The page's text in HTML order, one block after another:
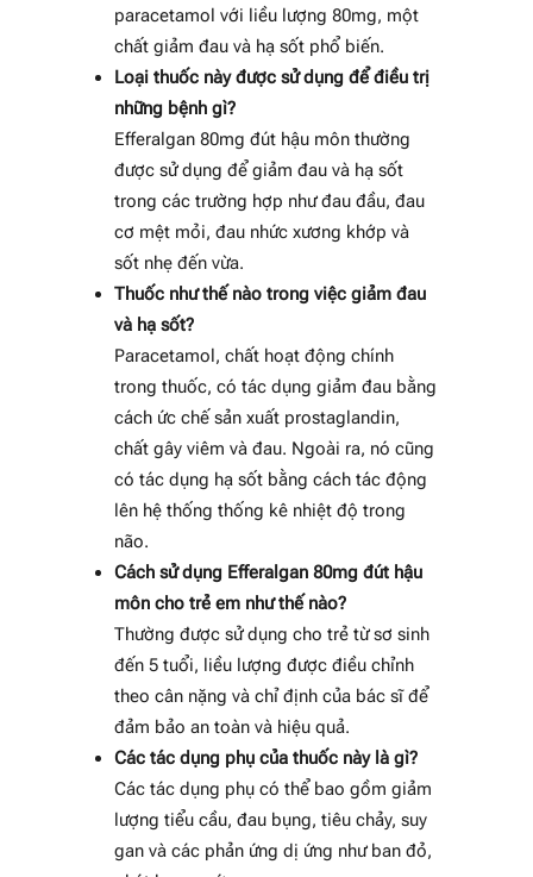
paracetamol với liều lượng 80mg, một
chất giảm đau và hạ sốt phổ biến.
Loại thuốc này được sử dụng để điều trị
những bệnh gì?
Efferalgan 80mg đút hậu môn thường
được sử dụng để giảm đau và hạ sốt
trong các trường hợp như đau đầu, đau
cơ mệt mỏi, đau nhức xương khớp và
sốt nhẹ đến vừa.
Thuốc như thế nào trong việc giảm đau
và hạ sốt?
Paracetamol, chất hoạt động chính
trong thuốc, có tác dụng giảm đau bằng
cách ức chế sản xuất prostaglandin,
chất gây viêm và đau. Ngoài ra, nó cũng
có tác dụng hạ sốt bằng cách tác động
lên hệ thống thống kê nhiệt độ trong
não.
Cách sử dụng Efferalgan 80mg đút hậu
môn cho trẻ em như thế nào?
Thường được sử dụng cho trẻ từ sơ sinh
đến 5 tuổi, liều lượng được điều chỉnh
theo cân nặng và chỉ định của bác sĩ để
đảm bảo an toàn và hiệu quả.
Các tác dụng phụ của thuốc này là gì?
Các tác dụng phụ có thể bao gồm giảm
lượng tiểu cầu, đau bụng, tiêu chảy, suy
gan và các phản ứng dị ứng như ban đỏ,